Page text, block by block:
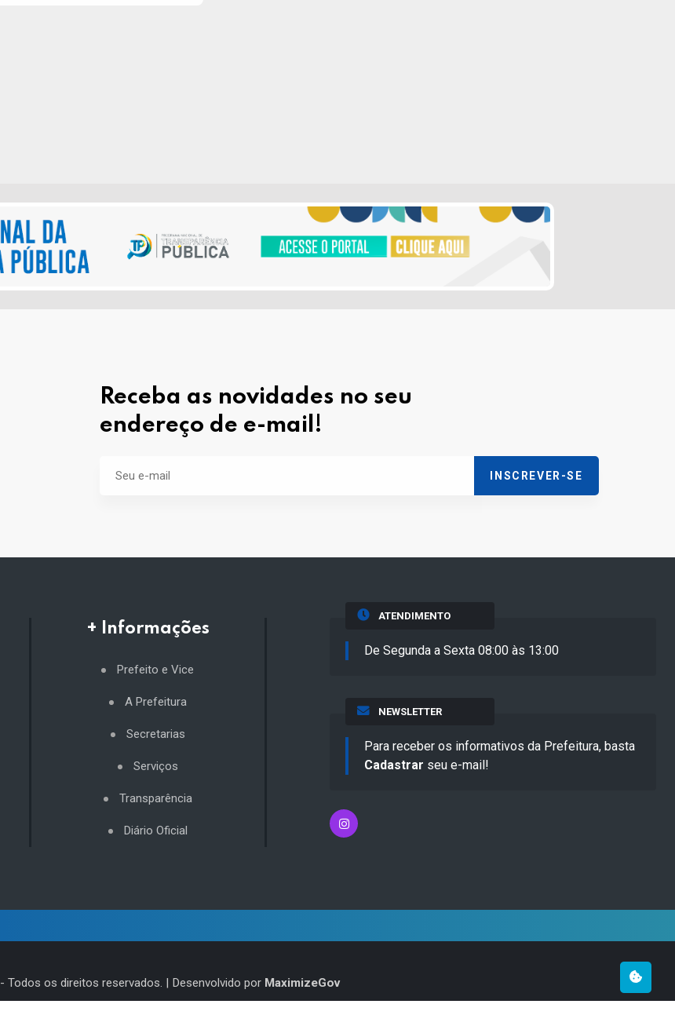
Receba as novidades no seu
endereço de e-mail!
INSCREVER-SE
+ Informações
Prefeito e Vice
A Prefeitura
Secretarias
Serviços
Transparência
Diário Oficial
ATENDIMENTO
De Segunda a Sexta 08:00 às 13:00
NEWSLETTER
Para receber os informativos da Prefeitura, basta
Cadastrar seu e-mail!
- Todos os direitos reservados. | Desenvolvido por MaximizeGov